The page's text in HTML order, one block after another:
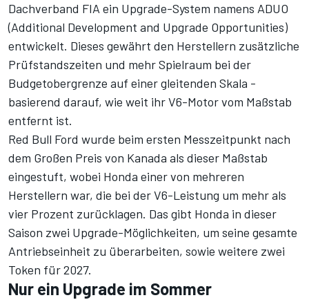
Dachverband FIA ein Upgrade-System namens ADUO
(Additional Development and Upgrade Opportunities)
entwickelt. Dieses gewährt den Herstellern zusätzliche
Prüfstandszeiten und mehr Spielraum bei der
Budgetobergrenze auf einer gleitenden Skala -
basierend darauf, wie weit ihr V6-Motor vom Maßstab
entfernt ist.
Red Bull Ford wurde beim ersten Messzeitpunkt nach
dem Großen Preis von Kanada als dieser Maßstab
eingestuft, wobei Honda einer von mehreren
Herstellern war, die bei der V6-Leistung um mehr als
vier Prozent zurücklagen. Das gibt Honda in dieser
Saison zwei Upgrade-Möglichkeiten, um seine gesamte
Antriebseinheit zu überarbeiten, sowie weitere zwei
Token für 2027.
Nur ein Upgrade im Sommer